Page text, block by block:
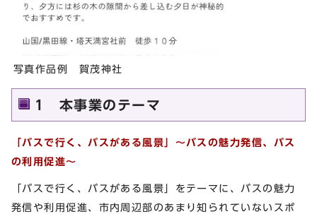
写真作品例 賀茂神社
1 本事業のテーマ
「バスで行く、バスがある風景」～バスの魅力発信、バス
の利用促進～
「バスで行く、バスがある風景」をテーマに、バスの魅力
発信や利用促進、市内周辺部のあまり知られていないスポ